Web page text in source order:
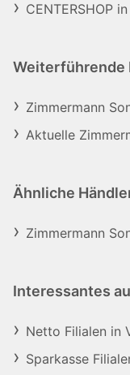
CENTERSHOP
Weiterführende
Zimmermann
Aktuelle
Ähnliche
Zimmermann
Interessantes
Netto Filialen in
Sparkasse